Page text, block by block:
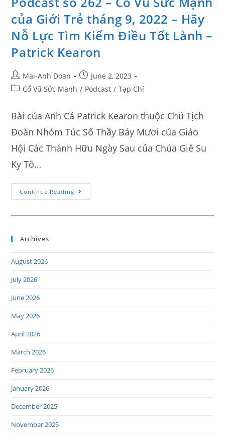
của Giới Trẻ tháng 9, 2022 – Hãy
Nỗ Lực Tìm Kiếm Điều Tốt Lành –
Patrick Kearon
Mai-Anh Doan
June 2, 2023
Cổ Vũ Sức Mạnh / Podcast / Tạp Chí
Bài của Anh Cả Patrick Kearon thuộc Chủ Tịch
Đoàn Nhóm Túc Số Thầy Bảy Mươi của Giáo
Hội Các Thánh Hữu Ngày Sau của Chúa Giê Su
Ky Tô…
Continue Reading
Archives
August 2026
July 2026
June 2026
May 2026
April 2026
March 2026
February 2026
January 2026
December 2025
November 2025